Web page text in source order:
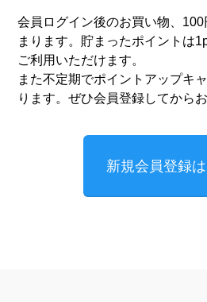
会員ログイン後のお買い物、
まります。貯まったポイントは
ご利用いただけます。
また不定期でポイントアップキ
ります。ぜひ会員登録してから
新規会員登録